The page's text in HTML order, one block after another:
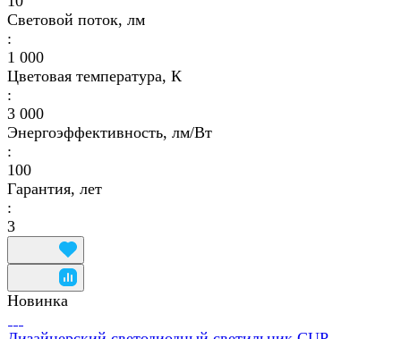
Световой поток, лм
:
1 000
Цветовая температура, К
:
3 000
Энергоэффективность, лм/Вт
:
100
Гарантия, лет
:
3
Новинка